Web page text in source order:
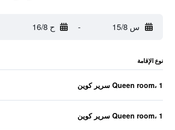
س 15/8 - ح 16/8
نوع الإقامة
Queen room، 1 سرير كوين
Queen room، 1 سرير كوين